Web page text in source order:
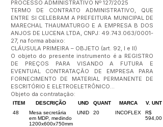
PROCESSO ADMINISTRATIVO Nº 127/2025
TERMO DE CONTRATO ADMINISTRATIVO, QUE
ENTRE SI CELEBRAM A PREFEITURA MUNICIPAL DE
MARECHAL THAUMATURGO E A EMPRESA B DOS
ANJOS DE LUCENA LTDA, CNPJ: 49.743.063/0001-
27, na forma abaixo:
CLÁUSULA PRIMEIRA – OBJETO (art. 92, I e II)
O objeto do presente instrumento é a REGISTRO
DE PREÇOS PARA VISANDO A FUTURA E
EVENTUAL CONTRATAÇÃO DE EMPRESA PARA
FORNECIMENTO DE MATERIAL PERMANENTE DE
ESCRITÓRIO E ELETROELETRÔNICO...
Objeto da contratação:
ITEM DESCRIÇÃO UND QUANT MARCA
V. UNT
48
Mesa secretária
em MDP, medindo
1200x600x750mm
UNID 20 INCOFLEX
R$
594,00